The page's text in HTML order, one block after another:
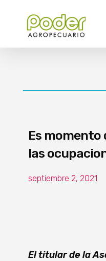
Es momento
las
septiembre 2, 2021
El titular de la